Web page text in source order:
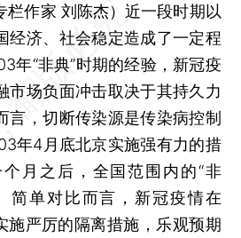
栏作家 刘陈杰）近一段时期以
经济、社会稳定造成了一定程
年“非典”时期的经验，新冠疫
市场负面冲击取决于其持久力
言，切断传染源是传染病控制
年4月底北京实施强有力的措
月之后，全国范围内的“非
简单对比而言，新冠疫情在
施严厉的隔离措施，乐观预期